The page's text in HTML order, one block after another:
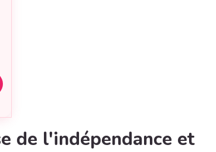
de l'indépendance et